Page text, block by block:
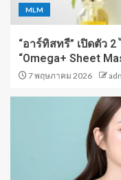
MLM
“อาร์ทิสทรี” เปิดตัว
“Omega+ Sheet
7 พฤษภาคม 2026